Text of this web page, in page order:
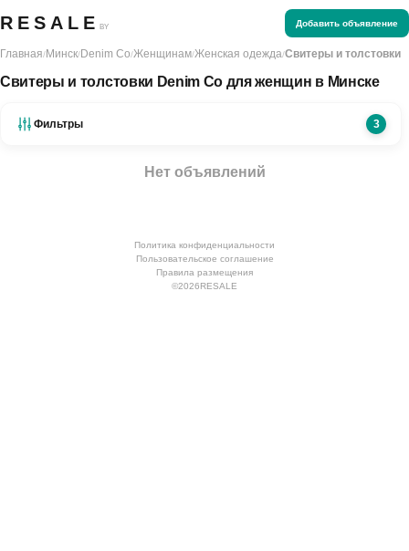
RESALE BY Добавить объявление
Главная/Минск/Denim Co/Женщинам/Женская одежда/Свитеры и толстовки
Свитеры и толстовки Denim Co для женщин в Минске
Фильтры 3
Нет объявлений
Политика конфиденциальности
Пользовательское соглашение
Правила размещения
©2026RESALE